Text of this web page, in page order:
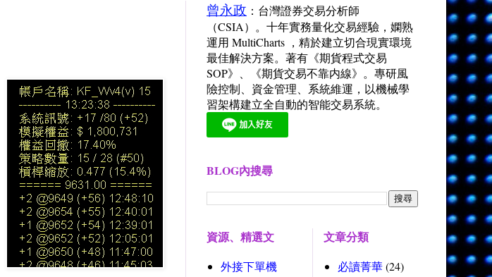
曾永政 ：台灣證券交易分析師
（CSIA）。十年實務量化交易經驗，嫻熟
運用 MultiCharts ，精於建立切合現實環境
最佳解決方案。著有《期貨程式交易
SOP》、《期貨交易不靠内線》。專研風
險控制、資金管理、系統維運，以機械學
習架構建立全自動的智能交易系統。
BLOG內搜尋
資源、精選文
外接下單機
文章分類
必讀菁華(24)